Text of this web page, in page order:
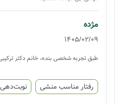
مژده
1405/02/09
طبق تجربه شخصی بنده، خانم دکتر
رفتار مناسب منشی